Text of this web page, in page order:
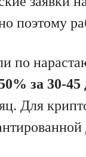
поэтому
по
за 30-45
Для